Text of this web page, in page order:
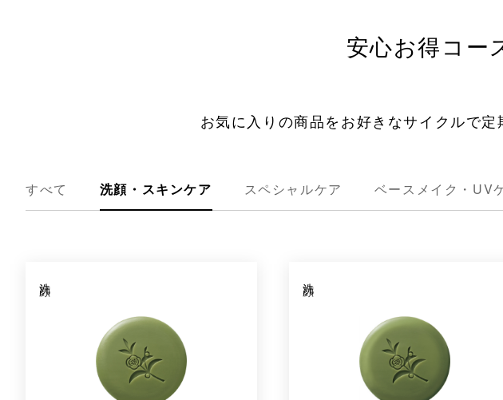
安心お得コー
お気に入りの商品をお好きなサイクルで
すべて 洗顔・スキンケア スペシャルケア ベースメイク・UV